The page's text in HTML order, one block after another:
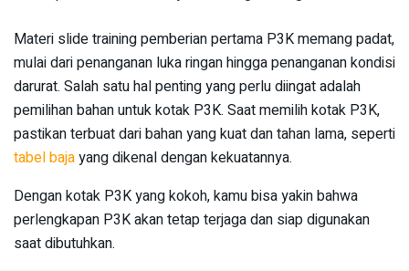
Materi slide training pemberian pertama P3K memang padat,
mulai dari penanganan luka ringan hingga penanganan kondisi
darurat. Salah satu hal penting yang perlu diingat adalah
pemilihan bahan untuk kotak P3K. Saat memilih kotak P3K,
pastikan terbuat dari bahan yang kuat dan tahan lama, seperti
tabel bajayang dikenal dengan kekuatannya.
Dengan kotak P3K yang kokoh, kamu bisa yakin bahwa
perlengkapan P3K akan tetap terjaga dan siap digunakan
saat dibutuhkan.